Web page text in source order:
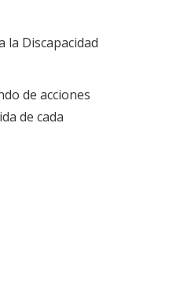
la Discapacidad
de acciones
de cada